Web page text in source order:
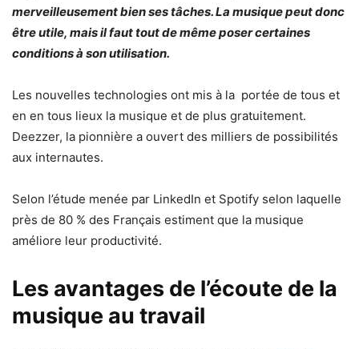
merveilleusement bien ses tâches. La musique peut donc
être utile, mais il faut tout de même poser certaines
conditions à son utilisation.
Les nouvelles technologies ont mis à la portée de tous et
en en tous lieux la musique et de plus gratuitement.
Deezzer, la pionnière a ouvert des milliers de possibilités
aux internautes.
Selon l’étude menée par LinkedIn et Spotify selon laquelle
près de 80 % des Français estiment que la musique
améliore leur productivité.
Les avantages de l’écoute de la
musique au travail